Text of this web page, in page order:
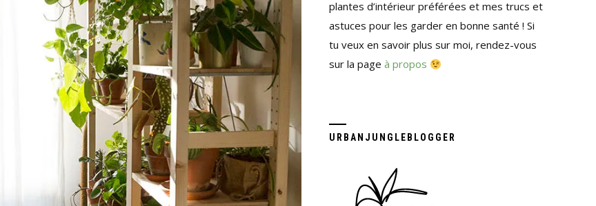
plantes d’intérieur préférées et mes trucs et
astuces pour les garder en bonne santé ! Si
tu veux en savoir plus sur moi, rendez-vous
sur la page à propos
URBANJUNGLEBLOGGER